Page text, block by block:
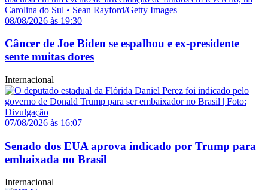
08/08/2026 às 19:30
Câncer de Joe Biden se espalhou e ex-presidente
sente muitas dores
Internacional
07/08/2026 às 16:07
Senado dos EUA aprova indicado por Trump para
embaixada no Brasil
Internacional